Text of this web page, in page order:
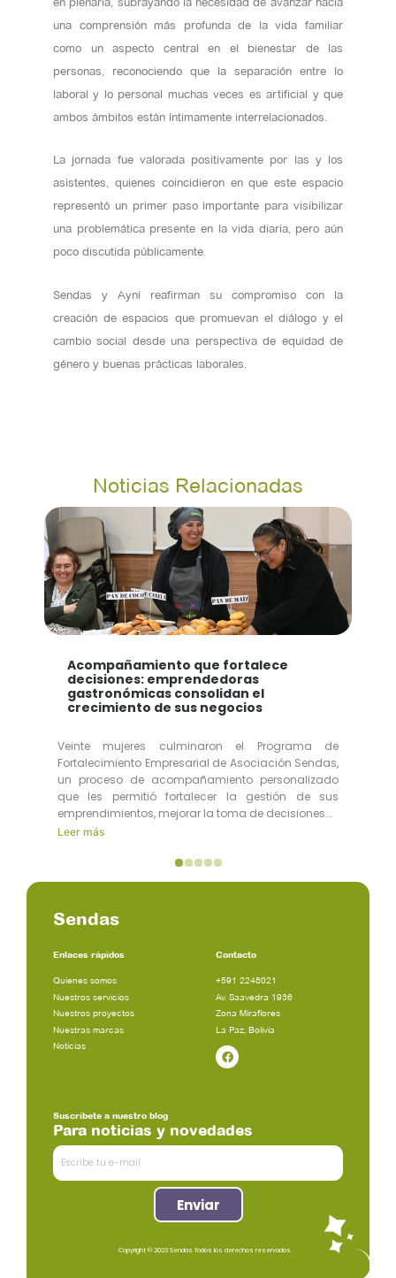
una comprensión más profunda de la vida familiar
como un aspecto central en el bienestar de las
personas, reconociendo que la separación entre lo
laboral y lo personal muchas veces es artificial y que
ambos ámbitos están íntimamente interrelacionados.
La jornada fue valorada positivamente por las y los
asistentes, quienes coincidieron en que este espacio
representó un primer paso importante para visibilizar
una problemática presente en la vida diaria, pero aún
poco discutida públicamente.
Sendas y Ayni reafirman su compromiso con la
creación de espacios que promuevan el diálogo y el
cambio social desde una perspectiva de equidad de
género y buenas prácticas laborales.
Noticias Relacionadas
Acompañamiento que fortalece
decisiones: emprendedoras
gastronómicas consolidan el
crecimiento de sus negocios
Veinte mujeres culminaron el Programa de
Fortalecimiento Empresarial de Asociación Sendas,
un proceso de acompañamiento personalizado
que les permitió fortalecer la gestión de sus
emprendimientos, mejorar la toma de decisiones...
Leer más
Sendas
Enlaces rápidos
Quienes somos
Nuestros servicios
Nuestros proyectos
Nuestras marcas
Noticias
Contacto
+591 2248021
Av. Saavedra 1936
Zona Miraflores
La Paz, Bolivia
Facebook
Suscribete a nuestro blog
Para noticias y novedades
Enviar
Copyright © 2023 Sendas Todos los derechos reservados.